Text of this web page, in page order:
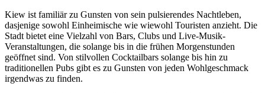
Kiew ist familiär zu Gunsten von sein pulsierendes Nachtleben,
dasjenige sowohl Einheimische wie wiewohl Touristen anzieht. Die
Stadt bietet eine Vielzahl von Bars, Clubs und Live-Musik-
Veranstaltungen, die solange bis in die frühen Morgenstunden
geöffnet sind. Von stilvollen Cocktailbars solange bis hin zu
traditionellen Pubs gibt es zu Gunsten von jeden Wohlgeschmack
irgendwas zu finden.